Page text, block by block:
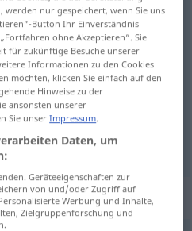
für "helfen"
nur gespeichert, wenn Sie uns
Button Ihr Einverständnis
ohne Akzeptieren“. Sie
für zukünftige Besuche unserer
Informationen zu den Cookies
möchten, klicken Sie einfach auf den
Hinweise zu der
ansonsten unserer
Sie unserImpressum.
Daten, um
Geräteeigenschaften zur
von und/oder Zugriff auf
Werbung und Inhalte,
Zielgruppenforschung und